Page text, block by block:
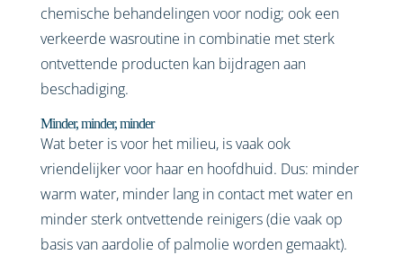
chemische behandelingen voor nodig; ook een
verkeerde wasroutine in combinatie met sterk
ontvettende producten kan bijdragen aan
beschadiging.
Minder, minder, minder
Wat beter is voor het milieu, is vaak ook
vriendelijker voor haar en hoofdhuid. Dus: minder
warm water, minder lang in contact met water en
minder sterk ontvettende reinigers (die vaak op
basis van aardolie of palmolie worden gemaakt).